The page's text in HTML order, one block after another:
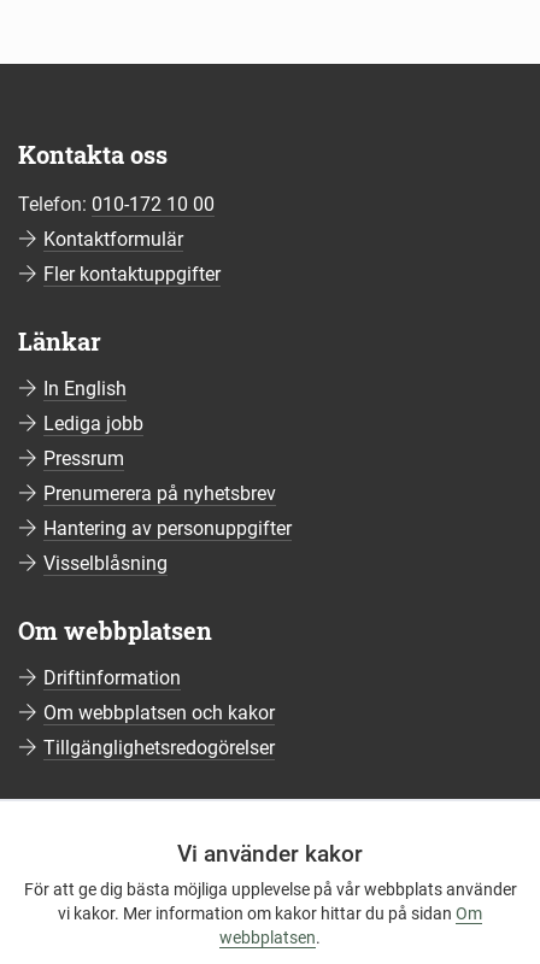
Vi använder kakor
För att ge dig bästa möjliga upplevelse på vår webbplats använder
vi kakor. Mer information om kakor hittar du på sidan Om
webbplatsen.
Kontakta oss
Telefon: 010-172 10 00
Kontaktformulär
Fler kontaktuppgifter
Länkar
In English
Lediga jobb
Pressrum
Prenumerera på nyhetsbrev
Hantering av personuppgifter
Visselblåsning
Om webbplatsen
Driftinformation
Om webbplatsen och kakor
Tillgänglighetsredogörelser
Följ oss på Facebook
Följ oss på Instagram